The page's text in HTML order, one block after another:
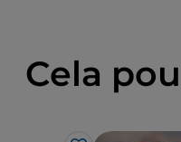
Cela